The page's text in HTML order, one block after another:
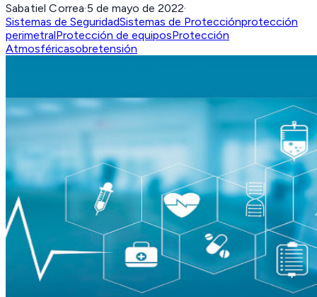
Sabatiel Correa·5 de mayo de 2022·
Sistemas de SeguridadSistemas de Protecciónprotección
perimetralProtección de equiposProtección
Atmosféricasobretensión